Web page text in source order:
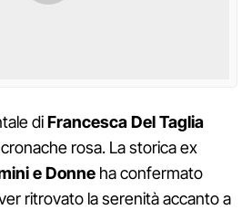
diFrancesca Del Taglia
rosa. La storica ex
e Donne ha confermato
ritrovato la serenità accanto a